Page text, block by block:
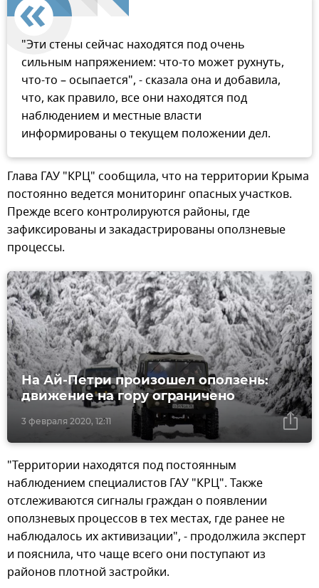
"Эти стены сейчас находятся под очень
сильным напряжением: что-то может рухнуть,
что-то – осыпается", - сказала она и добавила,
что, как правило, все они находятся под
наблюдением и местные власти
информированы о текущем положении дел.
Глава ГАУ "КРЦ" сообщила, что на территории Крыма
постоянно ведется мониторинг опасных участков.
Прежде всего контролируются районы, где
зафиксированы и закадастрированы оползневые
процессы.
3 февраля 2020, 12:11
На Ай-Петри произошел оползень:
движение на гору ограничено
"Территории находятся под постоянным
наблюдением специалистов ГАУ "КРЦ". Также
отслеживаются сигналы граждан о появлении
оползневых процессов в тех местах, где ранее не
наблюдалось их активизации", - продолжила эксперт
и пояснила, что чаще всего они поступают из
районов плотной застройки.